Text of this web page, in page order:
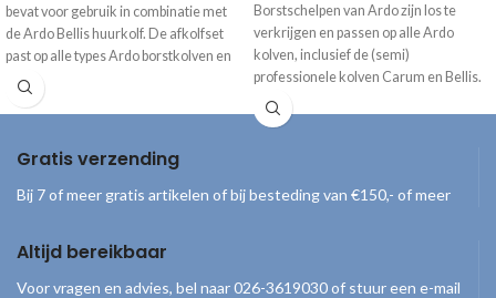
bevat voor gebruik in combinatie met
de Ardo Bellis huurkolf. De afkolfset
past op alle types Ardo borstkolven en
kan dus ook na de huurperiode nog
gebruikt worden. Standaard bevat de
apart verkrijgbaar.
Borstschelpen van Ardo zijn los te
verkrijgen en passen op alle Ardo
kolven, inclusief de (semi)
professionele kolven Carum en Bellis.
Gratis verzending
Bij 7 of meer gratis artikelen of bij besteding van €150,- of meer
Altijd bereikbaar
Voor vragen en advies, bel naar 026-3619030 of stuur een e-mail